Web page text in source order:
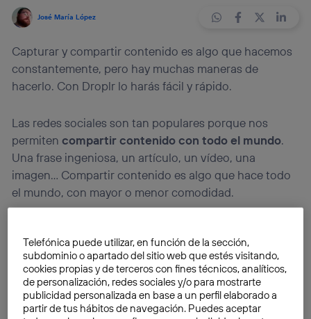
José María López
Capturar y compartir contenido es algo que hacemos
constantemente, pero hay muchas maneras de
hacerlo. Con Droplr lo harás fácil y rápido.
Las redes sociales son tan populares porque nos
permitencompartir contenido con todo el mundo.
Una frase ingeniosa, un artículo, un vídeo, una
imagen… Compartir contenido es algo que hace todo
el mundo, con mayor o menor comodidad.
archivo a Dropbox o Google Drive y compartirlo con
un enlace público, hacer una foto con nuestro
smartphone y enviarla por WhatsApp o Mensajes…
Hay muchas opciones, y cada día surgen más.
Telefónica puede utilizar, en función de la sección,
subdominio o apartado del sitio web que estés visitando,
cookies propias y de terceros con fines técnicos, analíticos,
de personalización, redes sociales y/o para mostrarte
publicidad personalizada en base a un perfil elaborado a
partir de tus hábitos de navegación. Puedes aceptar